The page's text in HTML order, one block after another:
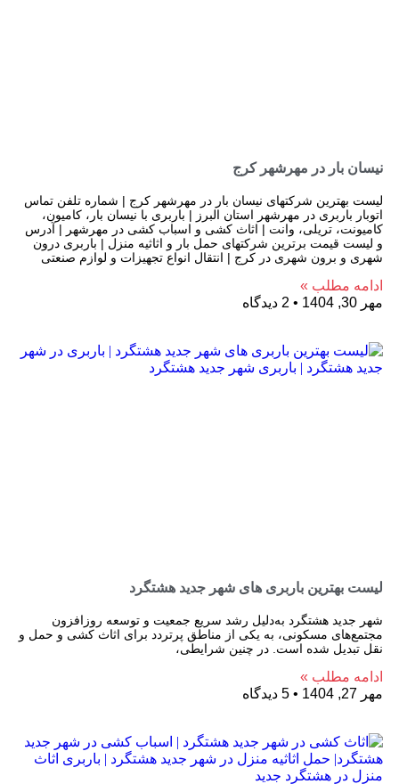
نیسان بار در مهرشهر کرج
لیست بهترین شرکتهای نیسان بار در مهرشهر کرج | شماره تلفن تماس
اتوبار باربری در مهرشهر استان البرز | باربری با نیسان بار، کامیون،
کامیونت، تریلی، وانت | اثاث کشی و اسباب کشی در مهرشهر | آدرس
و لیست قیمت برترین شرکتهای حمل بار و اثاثیه منزل | باربری درون
شهری و برون شهری در کرج | انتقال انواع تجهیزات و لوازم صنعتی
ادامه مطلب »
مهر 30, 1404
لیست بهترین باربری های شهر جدید هشتگرد
شهر جدید هشتگرد به‌دلیل رشد سریع جمعیت و توسعه روزافزون
مجتمع‌های مسکونی، به یکی از مناطق پرتردد برای اثاث کشی و حمل و
نقل تبدیل شده است. در چنین شرایطی،
ادامه مطلب »
مهر 27, 1404